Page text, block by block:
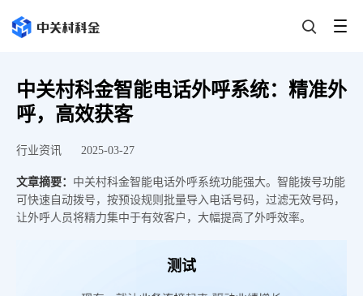
中关村科金智能电话外呼系统：精准外
呼，高效获客
行业资讯 2025-03-27
文章摘要： 中关村科金智能电话外呼系统功能强大。智能拨号功能
可快速自动拨号，按预设规则批量导入电话号码，过滤无效号码，
让外呼人员将精力集中于有效客户，大幅提高了外呼效率。
测试